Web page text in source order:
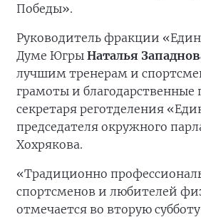
Победы».
Руководитель фракции
Думе Югры Наталья
лучшим тренерам и
грамоты и благодарственные
секретаря реготделения
председателя окружного
Хохрякова.
«Традиционно
спортсменов и любителей
отмечается во вторую субботу